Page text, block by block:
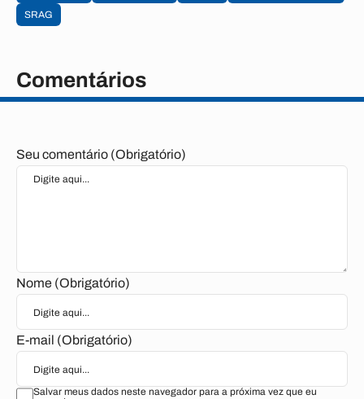
SRAG
Comentários
Seu comentário (Obrigatório)
Nome (Obrigatório)
E-mail (Obrigatório)
Salvar meus dados neste navegador para a próxima vez que eu